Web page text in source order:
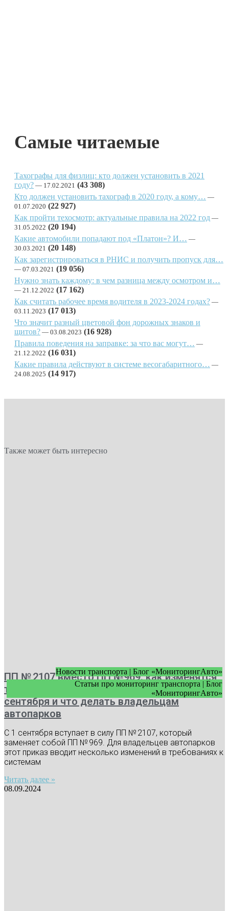
Самые читаемые
Тахографы для физлиц: кто должен установить в 2021
году?
17.02.2021 (43 308)
Кто должен установить тахограф в 2020 году, а кому…
01.07.2020 (22 927)
Как пройти техосмотр: актуальные правила на 2022 год
31.05.2022 (20 194)
Какие автомобили попадают под «Платон»? И…
30.03.2021 (20 148)
Как зарегистрироваться в РНИС и получить пропуск для…
07.03.2021 (19 056)
Нужно знать каждому: в чем разница между осмотром и…
21.12.2022 (17 162)
Как считать рабочее время водителя в 2023-2024 годах?
03.11.2023 (17 013)
Что значит разный цветовой фон дорожных знаков и
щитов?
03.08.2023 (16 928)
Правила поведения на заправке: за что вас могут…
21.12.2022 (16 031)
Какие правила действуют в системе весогабаритного…
24.08.2025 (14 917)
Также может быть интересно
Новости транспорта | Блог «МониторингАвто»
Статьи про мониторинг транспорта | Блог
«МониторингАвто»
ПП № 2107 вместо ПП №969: как изменятся
требования к видеонаблюдению с 1
сентября и что делать владельцам
автопарков
С 1 сентября вступает в силу ПП № 2107, который
заменяет собой ПП № 969. Для владельцев автопарков
этот приказ вводит несколько изменений в требованиях к
системам
Читать далее »
08.09.2024